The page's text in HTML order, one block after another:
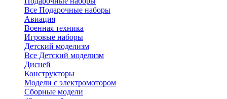
Все Подарочные наборы
Авиация
Военная техника
Игровые наборы
Детский моделизм
Все Детский моделизм
Дисней
Конструкторы
Модели с электромотором
Сборные модели